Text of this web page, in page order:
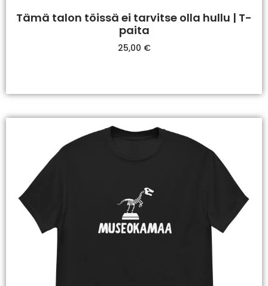
Tämä talon töissä ei tarvitse olla hullu | T-
paita
25,00 €